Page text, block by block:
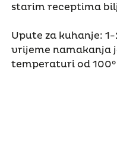
starim receptima
Upute za kuhanje:
vrijeme namakanja
temperaturi od 100°